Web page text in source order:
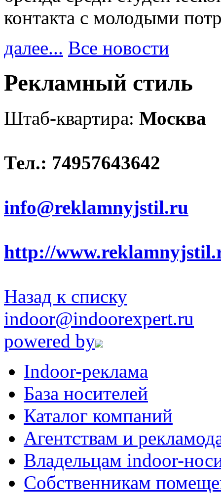
контакта с молодыми
далее... Все новости
Рекламный стиль
Штаб-квартира: Москва
Тел.: 74957643642
info@reklamnyjstil.ru
http://
Назад к списку
indoor@indoorexpert.ru
powered by
Indoor-реклама
База носителей
Каталог компаний
Агентствам и
Владельцам indoor-
Собственникам